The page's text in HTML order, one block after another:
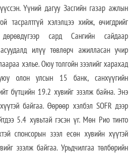
Үүний дагуу Засгийн газар ажлын
тасралтгүй хэлэлцээ хийж, өчигдрийг
сард Сангийн сайдаар
илүү төвлөрч ажилласан учир
хэлье. Оюу толгойн зээлийг харахад
олон улсын 15 банк, санхүүгийн
бүтцийн 19.2 хувийг эзэлж байна. Энэ
байгаа. Өөрөөр хэлбэл SOFR дээр
5.4 хувьтай гэсэн үг. Мөн Рио тинто
спонсорын зээл есөн хувийн хүүтэй
эзэлж байгаа. Урьдчилгаа төлбөрийн